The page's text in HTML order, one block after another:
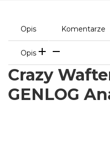
Opis Komentarze
Opis
Crazy
GENLOG